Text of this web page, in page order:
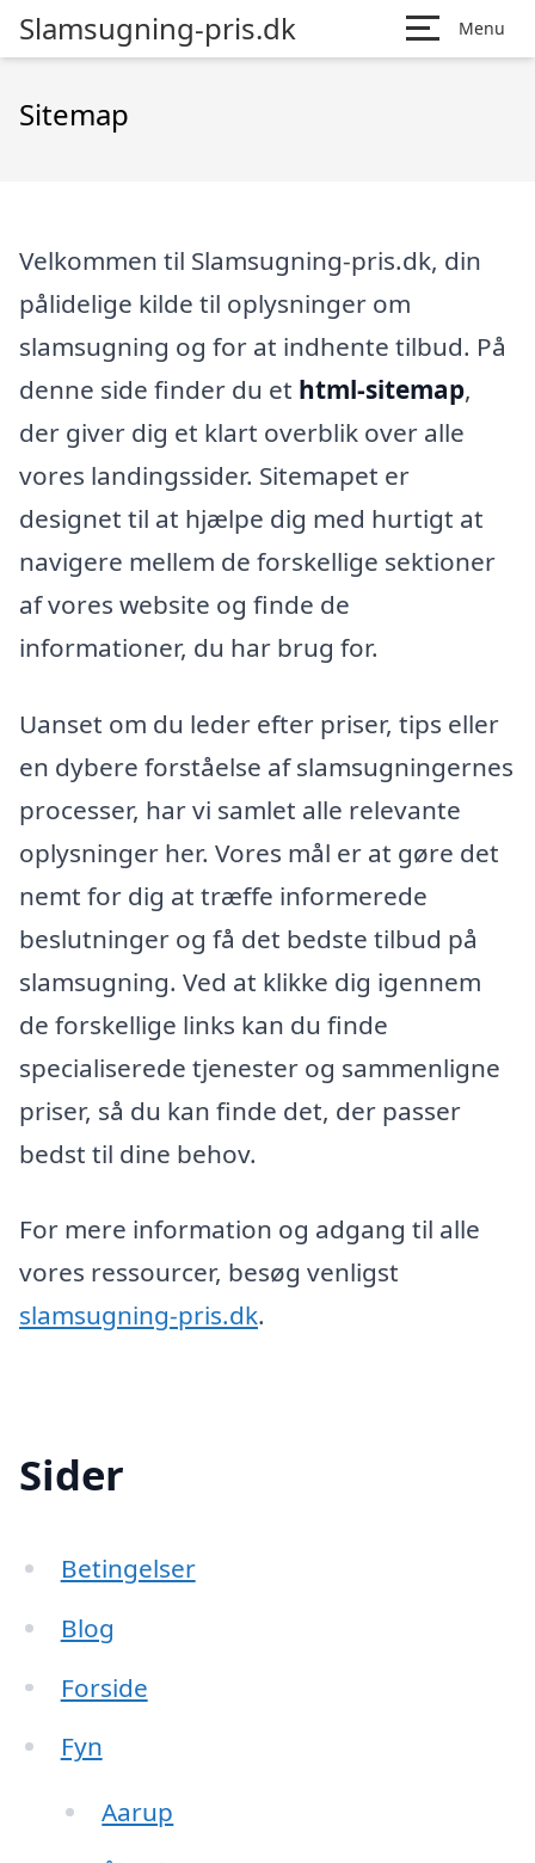
Slamsugning-pris.dk Menu
Sitemap
Velkommen til Slamsugning-pris.dk, din
pålidelige kilde til oplysninger om
slamsugning og for at indhente tilbud. På
denne side finder du et html-sitemap,
der giver dig et klart overblik over alle
vores landingssider. Sitemapet er
designet til at hjælpe dig med hurtigt at
navigere mellem de forskellige sektioner
af vores website og finde de
informationer, du har brug for.
Uanset om du leder efter priser, tips eller
en dybere forståelse af slamsugningernes
processer, har vi samlet alle relevante
oplysninger her. Vores mål er at gøre det
nemt for dig at træffe informerede
beslutninger og få det bedste tilbud på
slamsugning. Ved at klikke dig igennem
de forskellige links kan du finde
specialiserede tjenester og sammenligne
priser, så du kan finde det, der passer
bedst til dine behov.
For mere information og adgang til alle
vores ressourcer, besøg venligst
slamsugning-pris.dk.
Sider
Betingelser
Blog
Forside
Fyn
Aarup